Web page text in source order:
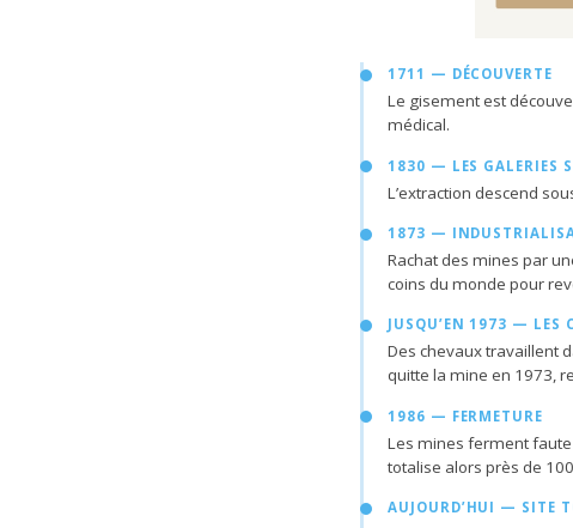
1711 — DÉCOUVERTE
Le gisement est
médical.
1830 — LES GALERIES
L’extraction descend
1873 —
Rachat des mines par
coins du monde pour
JUSQU’EN 1973 — LES
Des chevaux travaillent
quitte la mine en 1973,
1986 — FERMETURE
Les mines ferment faute
totalise alors près de
AUJOURD’HUI — SITE